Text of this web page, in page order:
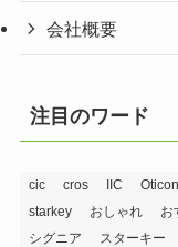
会社概要
注目のワード
cic cros IIC Oticon
starkey
おしゃれ お
シグニア
スターキー